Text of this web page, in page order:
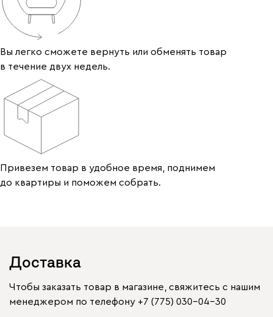
Вы легко сможете вернуть или обменять товар
в течение двух недель.
Привезем товар в удобное время, поднимем
до квартиры и поможем собрать.
Доставка
Чтобы заказать товар в магазине, свяжитесь с нашим
менеджером по телефону +7 (775) 030-04-30